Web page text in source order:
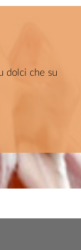
dolci che su